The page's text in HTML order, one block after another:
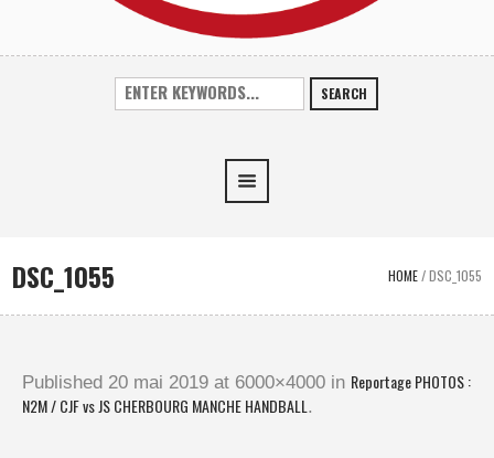
SEARCH
DSC_1055 HOME/DSC_1055
Published 20 mai 2019 at 6000×4000 in Reportage PHOTOS :
N2M / CJF vs JS CHERBOURG MANCHE HANDBALL .